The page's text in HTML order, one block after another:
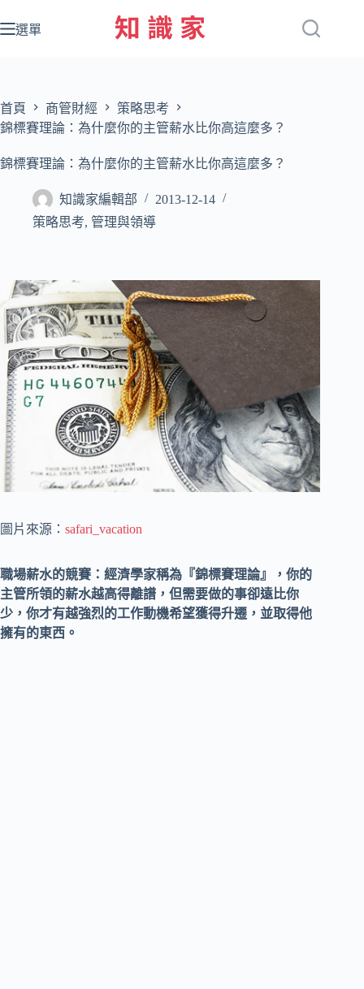
至
容
選單
首頁 商管財經
策略思考
錦標賽理論：為什麼你的主管薪水比你高這麼多？
錦標賽理論：為什麼你的主管薪水比你高這麼多？
知識家編輯部
2013-12-14
策略思考, 管理與領導
圖片來源： safari_vacation
職場薪水的競賽：經濟學家稱為『錦標賽理論』，你的
主管所領的薪水越高得離譜，但需要做的事卻遠比你
少，你才有越強烈的工作動機希望獲得升遷，並取得他
擁有的東西。